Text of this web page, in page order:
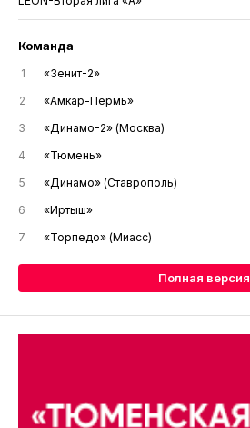
Команда
1 «Зенит-2»
2
«Амкар-Пермь»
3
«Динамо-2» (Москва)
4
«Тюмень»
5
«Динамо» (Ставрополь)
6
«Иртыш»
7
«Торпедо» (Миасс)
Полная версия